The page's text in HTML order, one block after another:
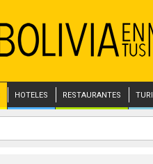
HOTELES RESTAURANTES